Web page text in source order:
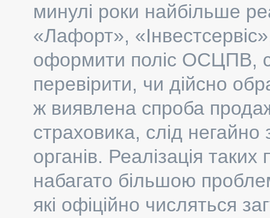
минулі роки найбільше
«Лафорт»,
оформити поліс ОСЦПВ,
перевірити, чи дійсно
ж виявлена спроба
страховика, слід
органів. Реалізація
набагато більшою
які офіційно числяться